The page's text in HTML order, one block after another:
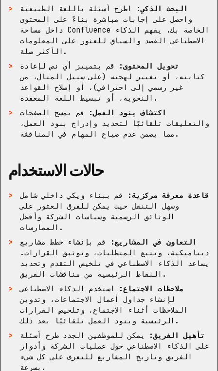
البحث الذكي:
اطرح أسئلة باللغة الطبيعية
واحصل على إجابات مباشرة بناءً على المحتوى
داخل مساحة Confluence الخاصة بك. يفهم الذكاء
الاصطناعي القصد والسياق للعثور على المعلومات
الأكثر صلة.
تحويل المحتوى:
قم بتمييز أي نص لإعادة
كتابته، أو تغيير لهجته (على سبيل المثال، من
غير رسمي إلى احترافي)، أو إصلاح القواعد
النحوية، أو تبسيط اللغة المعقدة.
اكتشاف بنود العمل:
قم بمسح الصفحات
والتعليقات تلقائيًا لتحديد وإدراج بنود العمل،
مما يضمن عدم ضياع المهام في المناقشة.
حالات الاستخدام
قاعدة معرفة مركزية:
قم ببناء ويكي داخلي شامل
وسهل التنقل حيث يمكن للفرق العثور على
الوثائق الرسمية وسياسات الشركة وأفضل
الممارسات.
التعاون في المشاريع:
قم بإنشاء خطط مشاريع
ديناميكية، وتتبع المتطلبات، وتوثيق القرارات.
يساعد الذكاء الاصطناعي في تلخيص التقدم وتحديد
النقاط الرئيسية من مناقشات الفريق.
ملاحظات الاجتماع:
استخدم الذكاء الاصطناعي
لإنشاء جداول أعمال الاجتماعات، وتدوين
الملاحظات أثناء الاجتماع، وتلخيص القرارات
الرئيسية وبنود العمل تلقائيًا بعد ذلك.
تأهيل الفريق:
يمكن للموظفين الجدد طرح أسئلة
على الذكاء الاصطناعي حول عمليات الشركة وأدوار
الفريق وتاريخ المشاريع للتعرف على كل شيء
بسرعة.